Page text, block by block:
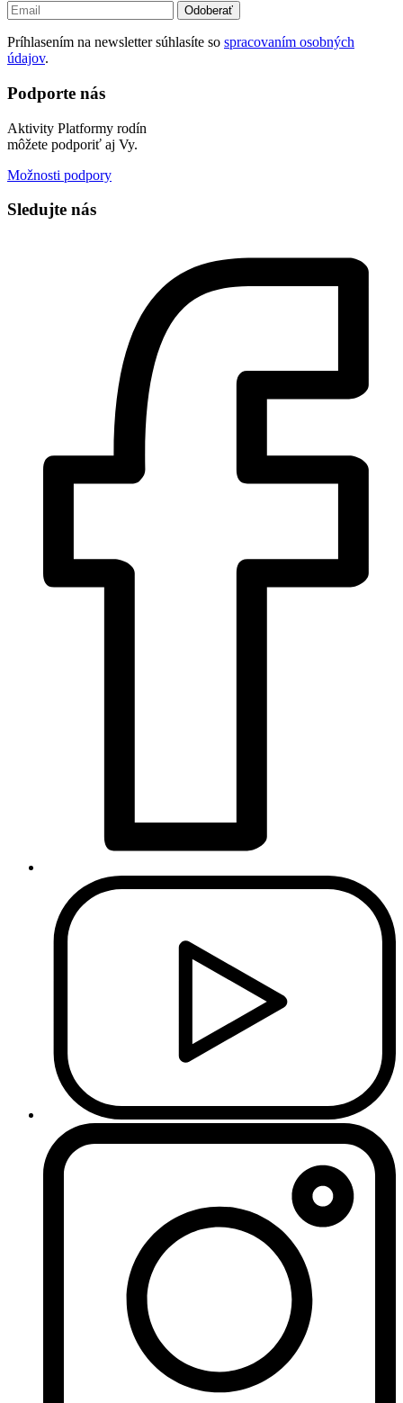
Odoberať
Príhlasením na newsletter súhlasíte so spracovaním osobných
údajov.
Podporte nás
Aktivity Platformy rodín
môžete podporiť aj Vy.
Možnosti podpory
Sledujte nás